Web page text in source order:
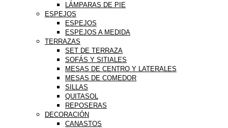
LÁMPARAS DE PIE
ESPEJOS
ESPEJOS
ESPEJOS A MEDIDA
TERRAZAS
SET DE TERRAZA
SOFÁS Y SITIALES
MESAS DE CENTRO Y LATERALES
MESAS DE COMEDOR
SILLAS
QUITASOL
REPOSERAS
DECORACIÓN
CANASTOS